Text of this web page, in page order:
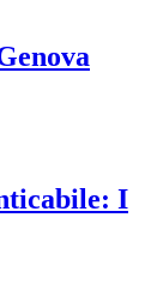
I